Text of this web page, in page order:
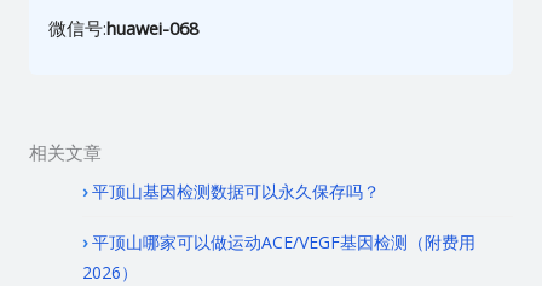
微信号:huawei-068
相关文章
平顶山基因检测数据可以永久保存吗？
平顶山哪家可以做运动ACE/VEGF基因检测（附费用
2026）